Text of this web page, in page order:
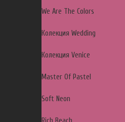
We Are The Colors
Колекция Wedding
Колекция Venice
Master Of Pastel
Soft Neon